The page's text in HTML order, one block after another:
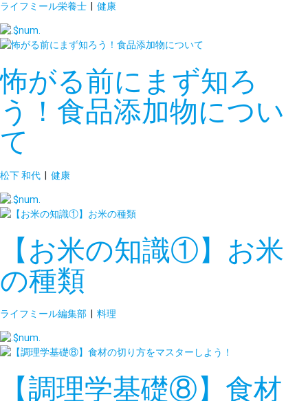
ライフミール栄養士 | 健康
怖がる前にまず知ろ
う！食品添加物につい
て
松下 和代 | 健康
【お米の知識①】お米
の種類
ライフミール編集部 料理
【調理学基礎⑧】食材